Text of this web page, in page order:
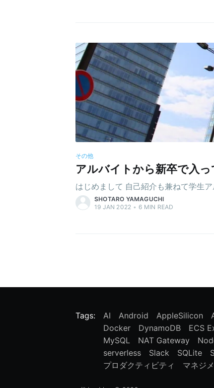
その他
アルバイトから新卒で入っ
はじめまして 自己紹介も兼ねて学生
SHOTARO YAMAGUCHI
19 JAN 2022 • 6 MIN READ
Tags: AI Android AppleSilicon
Docker
DynamoDB ECS
MySQL
NAT Gateway
serverless
Slack SQLite
プロダクティビティ
マネジ